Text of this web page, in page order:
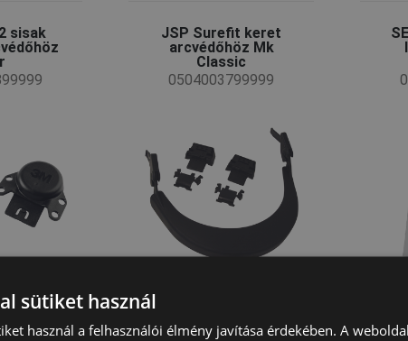
sisak
JSP Surefit keret
arcvédőhöz Mk
Classic
0504003799999
sütiket használ
használ a felhasználói élmény javítása érdekében. A